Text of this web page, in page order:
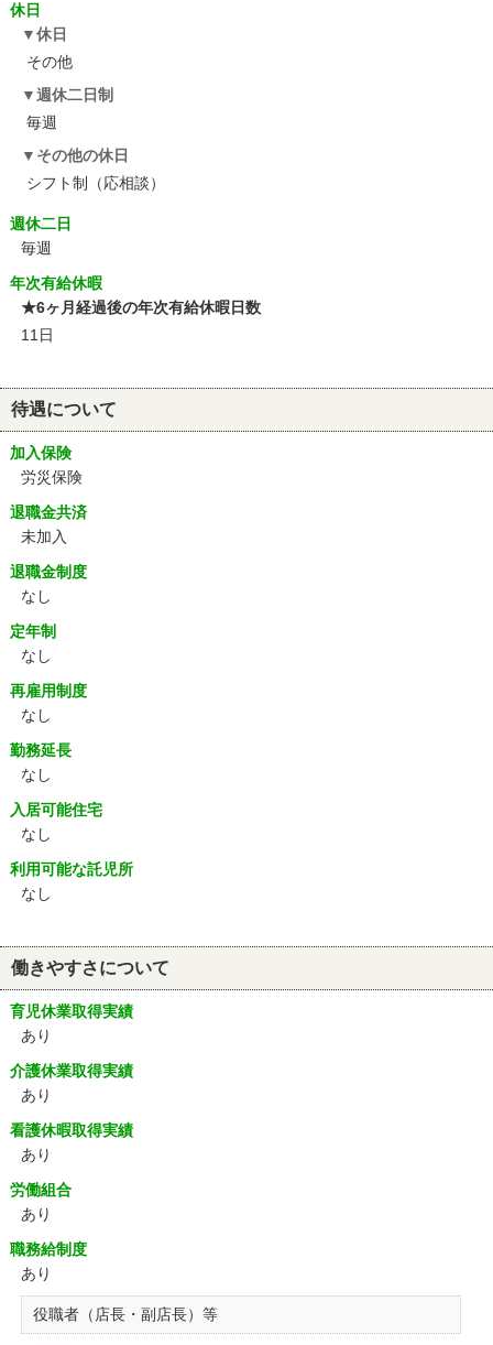
休日
休日
その他
週休二日制
毎週
その他の休日
シフト制（応相談）
週休二日
毎週
年次有給休暇
★6ヶ月経過後の年次有給休暇日数
11日
待遇について
加入保険
労災保険
退職金共済
未加入
退職金制度
なし
定年制
なし
再雇用制度
なし
勤務延長
なし
入居可能住宅
なし
利用可能な託児所
なし
働きやすさについて
育児休業取得実績
あり
介護休業取得実績
あり
看護休暇取得実績
あり
労働組合
あり
職務給制度
あり
役職者（店長・副店長）等